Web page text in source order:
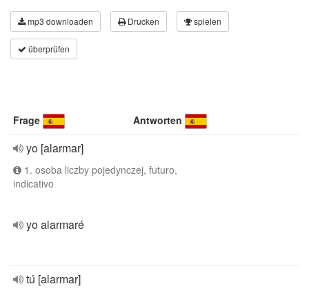
mp3 downloaden Drucken spielen
überprüfen
Frage Antworten
yo [alarmar]
1. osoba liczby pojedynczej, futuro,
indicativo
yo alarmaré
tú [alarmar]